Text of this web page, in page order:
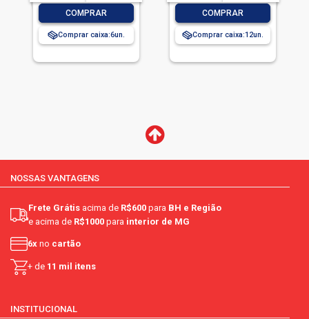
COMPRAR
Comprar caixa:6
COMPRAR
Comprar caixa:12
NOSSAS VANTAGENS
Frete Grátis acima de R$600 para BH e Região
e acima de R$1000 para interior de MG
6x no cartão
+ de 11 mil itens
INSTITUCIONAL